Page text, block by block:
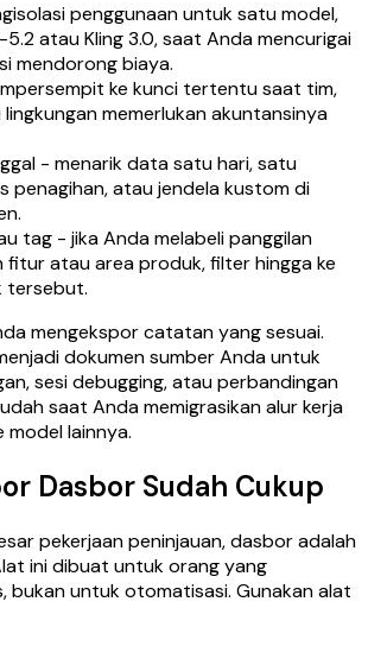
penggunaan untuk satu model,
atau Kling 3.0, saat Anda mencurigai
mendorong biaya.
ke kunci tertentu saat tim,
memerlukan akuntansinya
- menarik data satu hari, satu
penagihan, atau jendela kustom di
tag - jika Anda melabeli panggilan
fitur atau area produk, filter hingga ke
tersebut.
mengekspor catatan yang sesuai.
dokumen sumber Anda untuk
sesi debugging, atau perbandingan
saat Anda memigrasikan alur kerja
model lainnya.
Dasbor Sudah Cukup
pekerjaan peninjauan, dasbor adalah
ini dibuat untuk orang yang
bukan untuk otomatisasi. Gunakan alat